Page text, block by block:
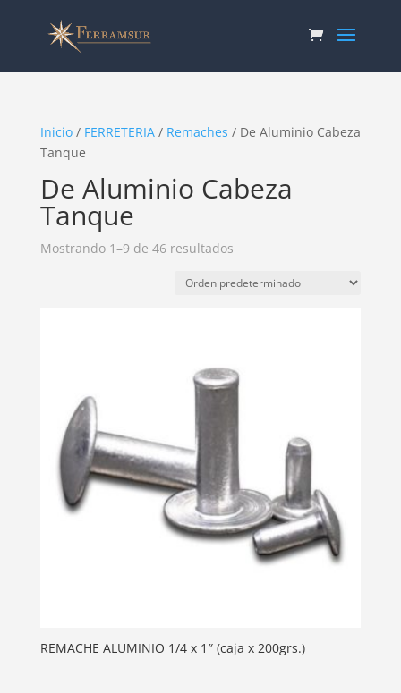
Inicio/ FERRETERIA/ Remaches / De Aluminio Cabeza
Tanque
De Aluminio Cabeza
Tanque
Mostrando 1–9 de 46 resultados
REMACHE ALUMINIO 1/4 x 1″ (caja x 200grs.)